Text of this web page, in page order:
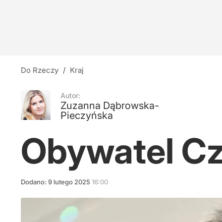
Raport Faziego. Krasnodębski: Ingerencja była
10
4
Do Rzeczy / Kraj
Autor:
Zuzanna Dąbrowska-
Pieczyńska
Obywatel
Dodano: 9 lutego 2025 16:00